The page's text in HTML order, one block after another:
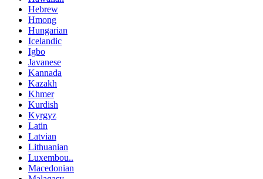
Hebrew
Hmong
Hungarian
Icelandic
Igbo
Javanese
Kannada
Kazakh
Khmer
Kurdish
Kyrgyz
Latin
Latvian
Lithuanian
Luxembou..
Macedonian